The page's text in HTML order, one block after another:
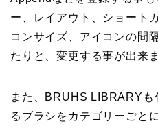
ー、レイアウト、ショート
コンサイズ、アイコンの間
たりと、変更する事が出来ま
また、BRUHS LIBRARYも
るブラシをカテゴリーごと